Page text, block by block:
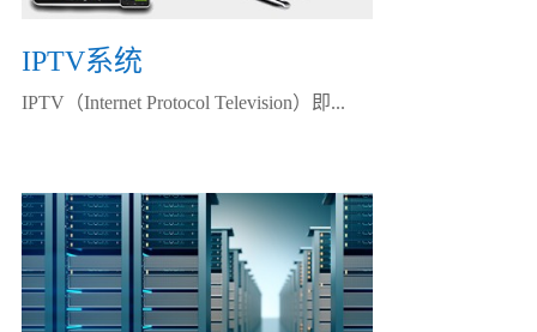
IPTV系统
IPTV（Internet Protocol Television）即...